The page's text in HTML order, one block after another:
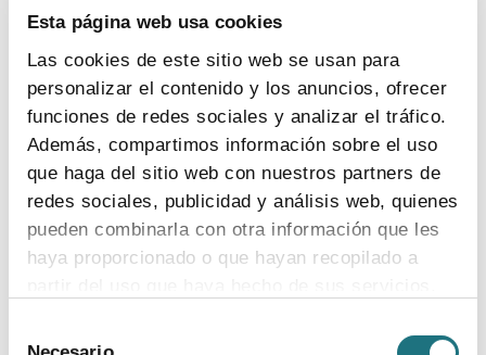
Esta página web usa cookies
Las cookies de este sitio web se usan para
personalizar el contenido y los anuncios, ofrecer
funciones de redes sociales y analizar el tráfico.
Además, compartimos información sobre el uso
que haga del sitio web con nuestros partners de
redes sociales, publicidad y análisis web, quienes
pueden combinarla con otra información que les
haya proporcionado o que hayan recopilado a
Para más información puede acceder a nuestra
“Es evidente que la industria farmacéutica dinamiza las
competitivos basados en la innovación, la I+D y el
conocimiento. Y en estos momentos la encuesta anual
de Farmaindustria sobre esta actividad cobra especial
relevancia –añade el director general de Farmaindustria,
Humberto Arnés-. Que haya un sector tan
comprometido con la innovaciónes la mejor
garantía para el futuro de nuestro país y parte de la
solución a la profunda crisis sanitaria, económica y
social que atravesamos”.
Este esfuerzo inversor sostenido en el tiempo, junto con